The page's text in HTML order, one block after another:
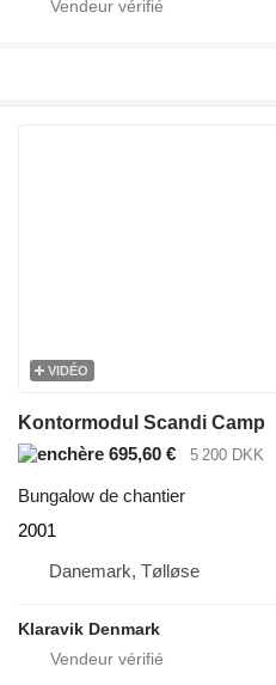
VIDÉO
Kontormodul Scandi Camp
695,60 €
5 200 DKK
Bungalow de chantier
2001
Danemark, Tølløse
Klaravik Denmark